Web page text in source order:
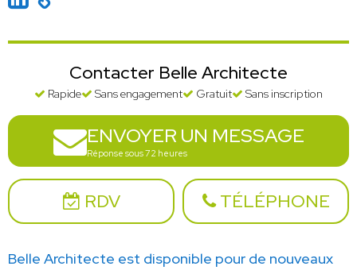
Contacter Belle Architecte
Rapide Sans engagement Gratuit Sans inscription
ENVOYER UN MESSAGE
Réponse sous 72 heures
RDV TÉLÉPHONE
Belle Architecte est disponible pour de nouveaux